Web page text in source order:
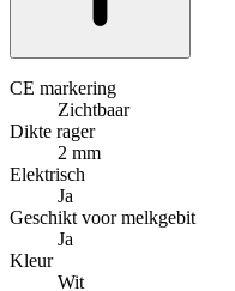
CE markering
Zichtbaar
Dikte rager
2 mm
Elektrisch
Ja
Geschikt voor melkgebit
Ja
Kleur
Wit